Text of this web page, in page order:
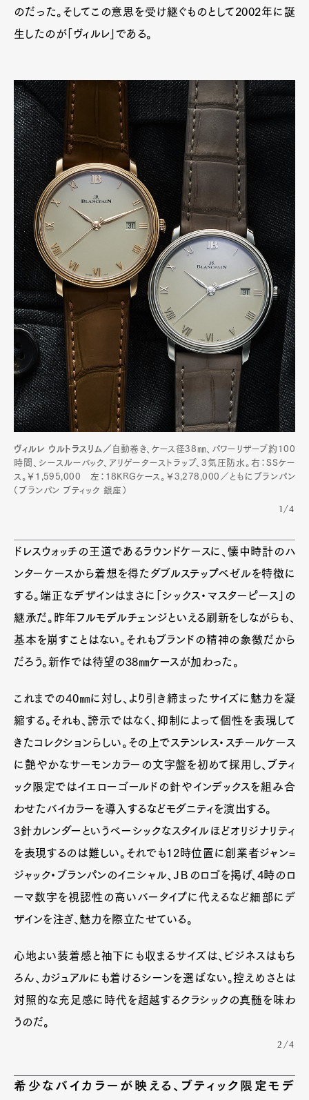
Art&Design WatchFashion
GourmetCars
ProductCultureLifestyle
Pen Membership
Magazine
Official Columnist
About
Contact
Pen international Pen tw
のだった。そしてこの意思を受け継ぐものとして2002年に誕
生したのが「ヴィルレ」である。
ヴィルレ ウルトラスリム／ 自動巻き、ケース径38㎜、パワーリザーブ約100
時間、シースルーバック、アリゲーターストラップ、3気圧防水。右：SSケー
ス。￥1,595,000 左：18KRGケース。￥3,278,000／ともにブランパン
（ブランパン ブティック 銀座）
1/4
ドレスウォッチの王道であるラウンドケースに、懐中時計のハ
ンターケースから着想を得たダブルステップベゼルを特徴に
する。端正なデザインはまさに「シックス・マスターピース」の
継承だ。昨年フルモデルチェンジといえる刷新をしながらも、
基本を崩すことはない。それもブランドの精神の象徴だから
だろう。新作では待望の38㎜ケースが加わった。
これまでの40㎜に対し、より引き締まったサイズに魅力を凝
縮する。それも、誇示ではなく、抑制によって個性を表現して
きたコレクションらしい。その上でステンレス・スチールケース
に艶やかなサーモンカラーの文字盤を初めて採用し、ブティ
ック限定ではイエローゴールドの針やインデックスを組み合
わせたバイカラーを導入するなどモダニティを演出する。
3針カレンダーというベーシックなスタイルほどオリジナリティ
を表現するのは難しい。それでも12時位置に創業者ジャン=
ジャック・ブランパンのイニシャル、ＪＢのロゴを掲げ、4時のロ
ーマ数字を視認性の高いバータイプに代えるなど細部にデ
ザインを注ぎ、魅力を際立たせている。
心地よい装着感と袖下にも収まるサイズは、ビジネスはもち
ろん、カジュアルにも着けるシーンを選ばない。控えめさとは
対照的な充足感に時代を超越するクラシックの真髄を味わ
うのだ。
2/4
希少なバイカラーが映える、ブティック限定モデ